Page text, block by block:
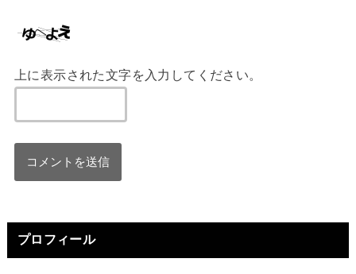
上に表示された文字を入力してください。
プロフィール